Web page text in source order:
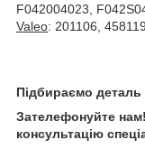
F042004023,
Valeo: 201106,
Підбираємо
Зателефонуйте
консультацію